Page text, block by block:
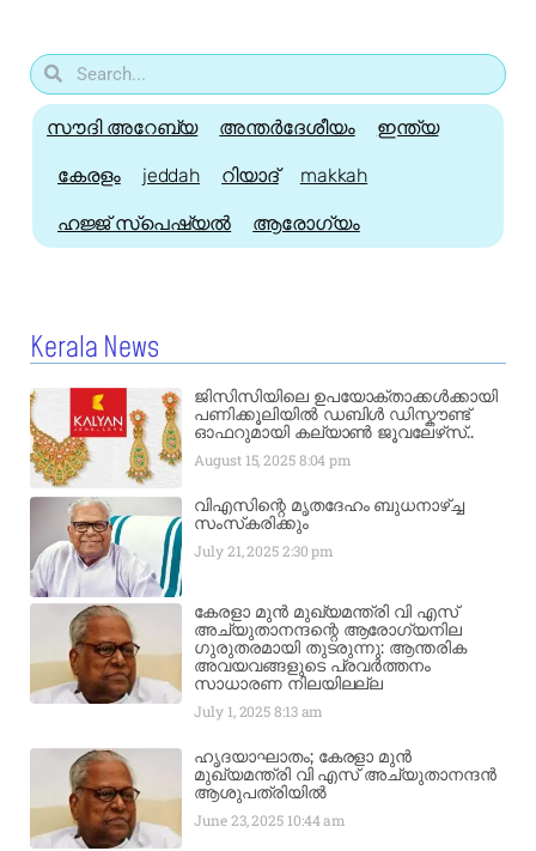
സൗദി അറേബ്യ അന്തർദേശീയം ഇന്ത്യ
കേരളം jeddah റിയാദ് makkah
ഹജ്ജ്‌ സ്പെഷ്യൽ ആരോഗ്യം
Kerala News
ജിസിസിയിലെ ഉപയോക്താക്കൾക്കായി
പണിക്കൂലിയിൽ ഡബിൾ ഡിസ്കൗണ്ട്
ഓഫറുമായി കല്യാൺ ജൂവലേഴ്‌സ്..
August 15, 20258:04 pm
വിഎസിന്റെ മൃതദേഹം ബുധനാഴ്ച്ച
സംസ്‌കരിക്കും
July 21, 20252:30 pm
കേരളാ മുൻ മുഖ്യമന്ത്രി വി എസ്
അച്യുതാനന്ദന്റെ ആരോഗ്യനില
ഗുരുതരമായി തുടരുന്നു: ആന്തരിക
അവയവങ്ങളുടെ പ്രവർത്തനം
സാധാരണ നിലയിലല്ല
July 1, 20258:13 am
ഹൃദയാഘാതം; കേരളാ മുൻ
മുഖ്യമന്ത്രി വി എസ് അച്യുതാനന്ദൻ
ആശുപത്രിയിൽ
June 23, 2025 10:44 am